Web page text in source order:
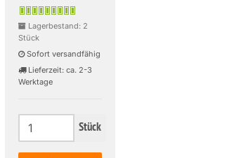
Lagerbestand: 2
Stück
Sofort versandfähig
Lieferzeit: ca. 2-3
Werktage
Stück